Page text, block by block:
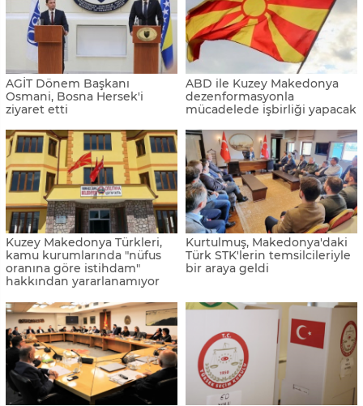
AGİT Dönem Başkanı
Osmani, Bosna Hersek'i
ziyaret etti
ABD ile Kuzey Makedonya
dezenformasyonla
mücadelede işbirliği yapacak
Kuzey Makedonya Türkleri,
kamu kurumlarında "nüfus
oranına göre istihdam"
hakkından yararlanamıyor
Kurtulmuş, Makedonya'daki
Türk STK'lerin temsilcileriyle
bir araya geldi